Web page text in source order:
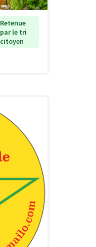
Retenue
par le tri
citoyen